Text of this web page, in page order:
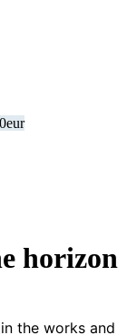
horizon
the works and